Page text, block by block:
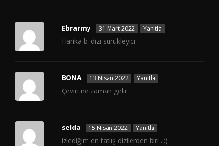
Ebrarmy 31 Mart 2022 Yanıtla
Harika bı dizi sürükleyici
BONA 13 Nisan 2022 Yanıtla
Çeviri ne zaman gelir
selda 15 Nisan 2022 Yanıtla
izlediğim en tatlış dizilerden biri ..:)